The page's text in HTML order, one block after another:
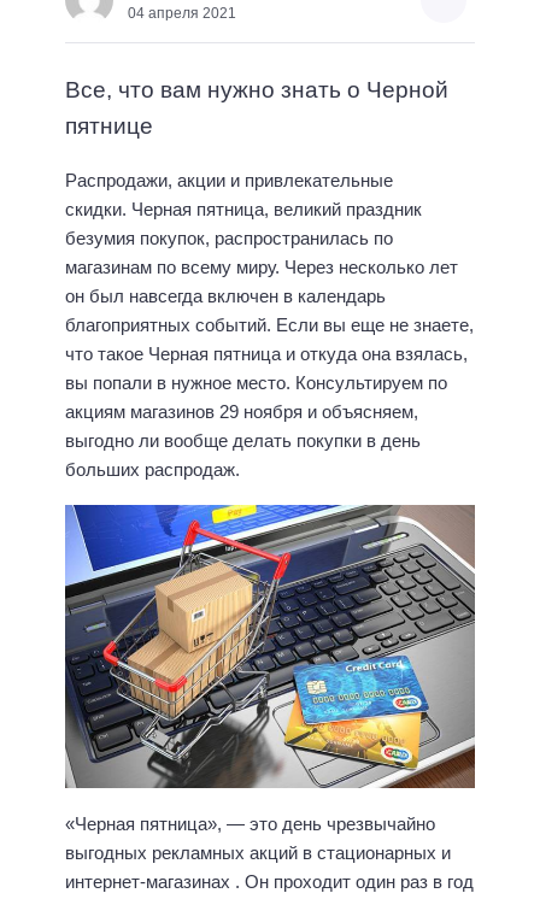
04 апреля 2021
Все, что вам нужно знать о Черной
пятнице
Распродажи, акции и привлекательные
скидки. Черная пятница, великий праздник
безумия покупок, распространилась по
магазинам по всему миру. Через несколько лет
он был навсегда включен в календарь
благоприятных событий. Если вы еще не знаете,
что такое Черная пятница и откуда она взялась,
вы попали в нужное место. Консультируем по
акциям магазинов 29 ноября и объясняем,
выгодно ли вообще делать покупки в день
больших распродаж.
«Черная пятница», — это день чрезвычайно
выгодных рекламных акций в стационарных и
интернет-магазинах . Он проходит один раз в год